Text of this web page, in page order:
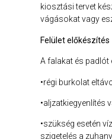
kiosztási tervet
vágásokat vagy
Felület előkészítés
A falakat és padlót
•régi burkolat
•aljzatkiegyenlítés
•szükség esetén
szigetelés a